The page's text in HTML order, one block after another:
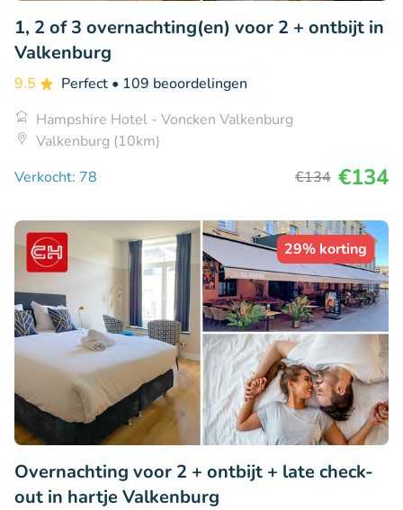
1, 2 of 3 overnachting(en) voor 2 + ontbijt in
Valkenburg
9.5 Perfect • 109 beoordelingen
Hampshire Hotel - Voncken Valkenburg
Valkenburg (10km)
Verkocht: 78
€134 €134
29% korting
Overnachting voor 2 + ontbijt + late check-
out in hartje Valkenburg